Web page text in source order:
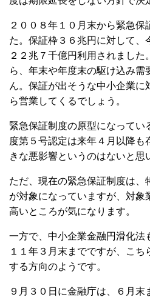
２００８年１０月末から緊急保
た。保証枠３６兆円に対して、
２２兆７千億円利用されまし
ら、年末や年度末の駆け込み需
ん。保証が出そうな中小企業
ら営業してくるでしょう。
緊急保証制度の原型になってい
度第５号認定は来年４月以降も
きな悪影響というのはないと思
ただ、現在の緊急保証制度は、
が対象になっていますが、対象
高いところが気になります。
一方で、中小企業金融円滑化法
１１年３月末までですが、こ
する方向のようです。
９月３０日に金融庁は、６月